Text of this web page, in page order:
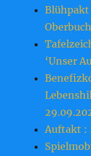
Blühpakt
Oberbuch
‘Unser
Auftakt :